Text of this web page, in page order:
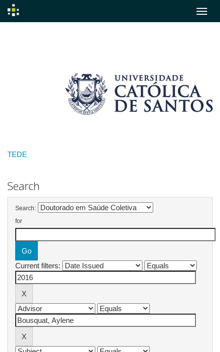
TEDE
Search
Search:
for
Current filters: